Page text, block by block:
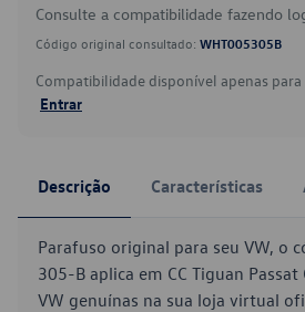
Consulte a compatibilidade fazendo
Código original consultado: WHT005305B
Compatibilidade disponível apenas
Entrar
Descrição Características
Parafuso original para seu VW, o
305-B aplica em CC Tiguan Passat
VW genuínas na sua loja virtual